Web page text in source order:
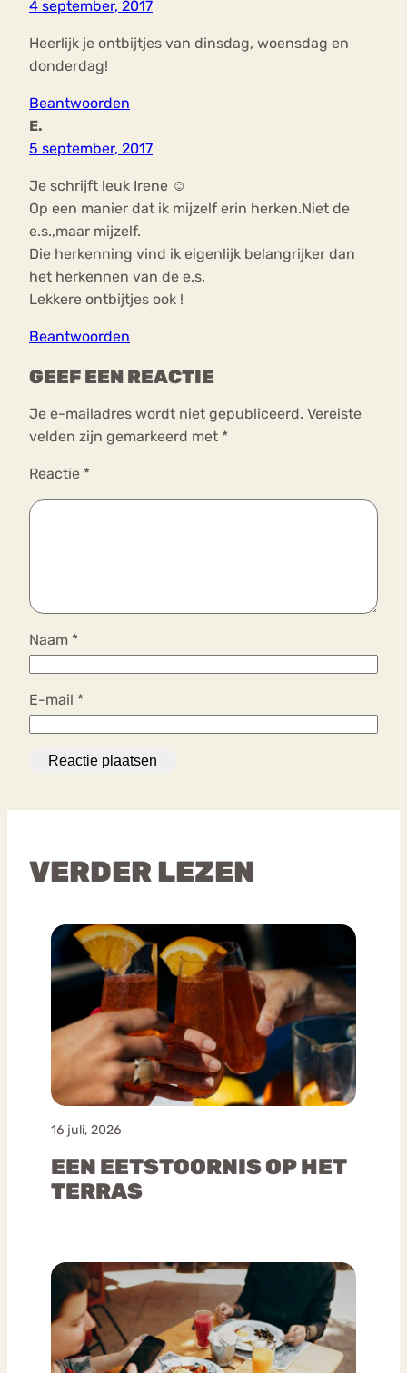
4 september, 2017
Heerlijk je ontbijtjes van dinsdag, woensdag en
donderdag!
Beantwoorden
E.
5 september, 2017
Je schrijft leuk Irene ☺
Op een manier dat ik mijzelf erin herken.Niet de
e.s.,maar mijzelf.
Die herkenning vind ik eigenlijk belangrijker dan
het herkennen van de e.s.
Lekkere ontbijtjes ook !
Beantwoorden
GEEF EEN REACTIE
Je e-mailadres wordt niet gepubliceerd. Vereiste
velden zijn gemarkeerd met *
Reactie *
Naam *
E-mail *
VERDER LEZEN
16 juli, 2026
EEN EETSTOORNIS OP HET
TERRAS